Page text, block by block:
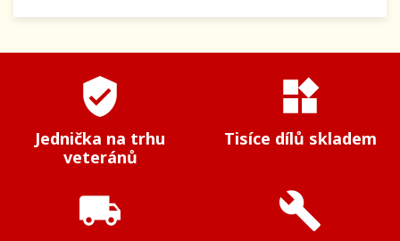
verified_user
Jednička na trhu
veteránů
widgets
Tisíce dílů skladem
local_shipping build